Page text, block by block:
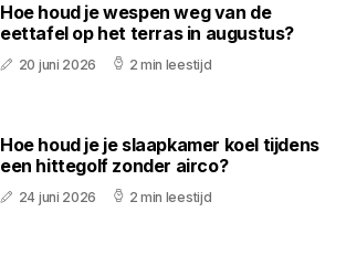
Hoe houd je wespen weg van de
eettafel op het terras in augustus?
20 juni 2026 2 min leestijd
Hoe houd je je slaapkamer koel tijdens
een hittegolf zonder airco?
24 juni 2026 2 min leestijd